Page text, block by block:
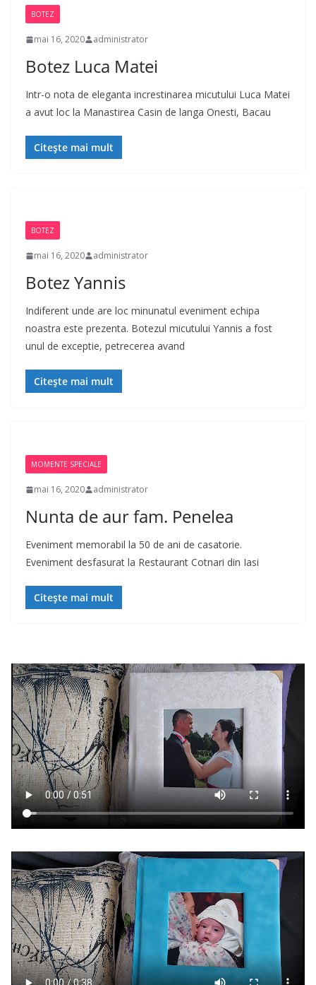
BOTEZ
mai 16, 2020 administrator
Botez Luca Matei
Intr-o nota de eleganta increstinarea micutului Luca Matei
a avut loc la Manastirea Casin de langa Onesti, Bacau
Citește mai mult
BOTEZ
mai 16, 2020 administrator
Botez Yannis
Indiferent unde are loc minunatul eveniment echipa
noastra este prezenta. Botezul micutului Yannis a fost
unul de exceptie, petrecerea avand
Citește mai mult
MOMENTE SPECIALE
mai 16, 2020 administrator
Nunta de aur fam. Penelea
Eveniment memorabil la 50 de ani de casatorie.
Eveniment desfasurat la Restaurant Cotnari din Iasi
Citește mai mult